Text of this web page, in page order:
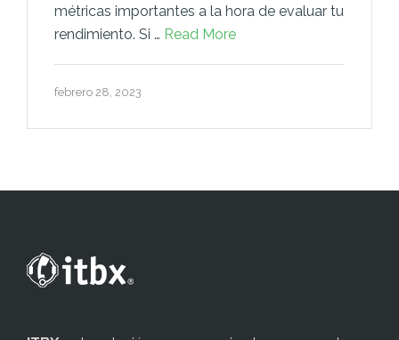
métricas importantes a la hora de evaluar tu
rendimiento. Si … Read More
febrero 28, 2023